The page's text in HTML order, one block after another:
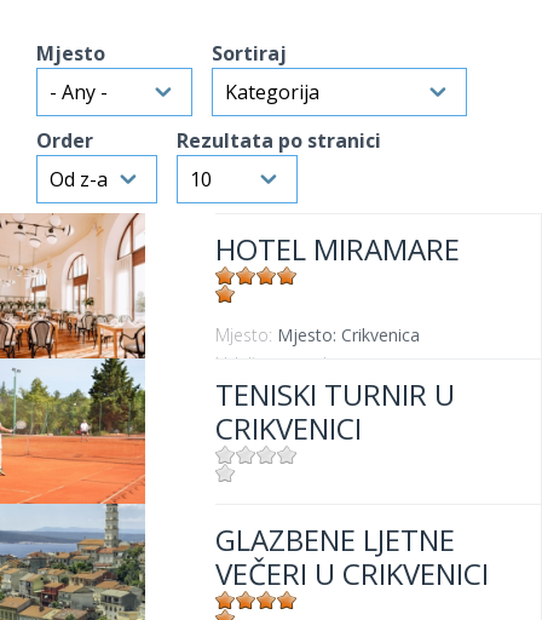
Mjesto Sortiraj
Order Rezultata po stranici
HOTEL MIRAMARE
Mjesto: Mjesto: Crikvenica
Udaljenost od mora:
TENISKI TURNIR U
CRIKVENICI
GLAZBENE LJETNE
VEČERI U CRIKVENICI